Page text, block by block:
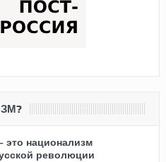
это национализм
революции